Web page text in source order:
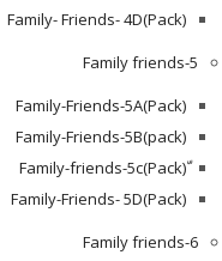
(Pack)Family- Friends- 4D
Family friends-5
Family-Friends-5A(Pack)
(pack)Family-Friends-5B
ّ(Pack)Family-friends-5c
Family-Friends- 5D(Pack)
Family friends-6